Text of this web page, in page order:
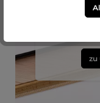
zu